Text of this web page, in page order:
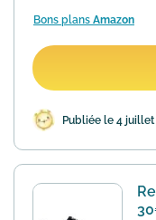
Bons plans Amazon
Publiée le 4 juillet